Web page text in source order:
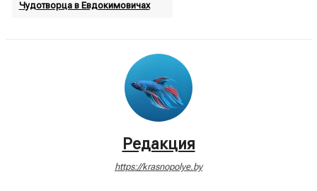
Чудотворца в Евдокимовичах
Редакция
https://krasnopolye.by